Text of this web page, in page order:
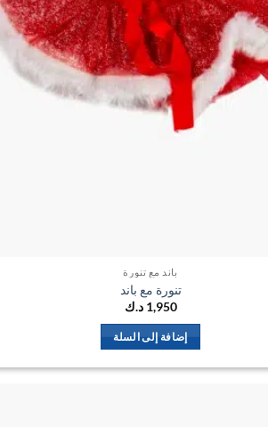
باند مع تنورة
تنورة مع باند
1,950 د.ك
إضافة إلى السلة